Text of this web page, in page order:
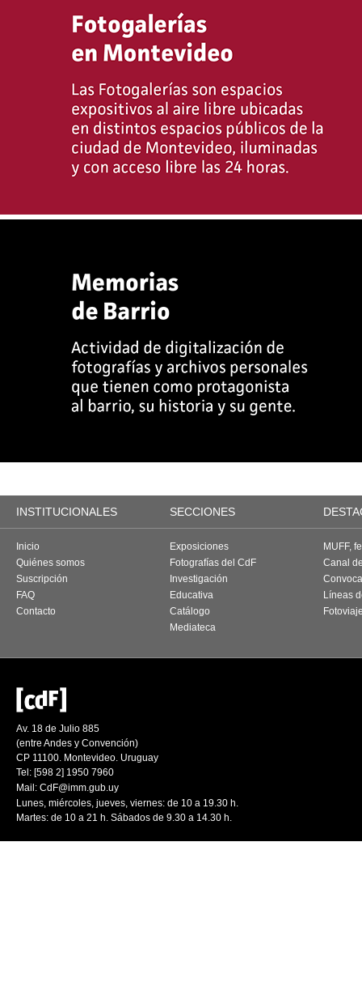
INSTITUCIONALES SECCIONES
Inicio
Quiénes somos
Suscripción
FAQ
Contacto
Exposiciones
Fotografías del CdF
Investigación
Educativa
Catálogo
Mediateca
MUFF,
Canal
Líneas
Av. 18 de Julio 885
(entre Andes y Convención)
CP 11100. Montevideo. Uruguay
Tel: [598 2] 1950 7960
Mail: CdF@imm.gub.uy
Lunes, miércoles, jueves, viernes: de 10 a 19.30 h.
Martes: de 10 a 21 h. Sábados de 9.30 a 14.30 h.